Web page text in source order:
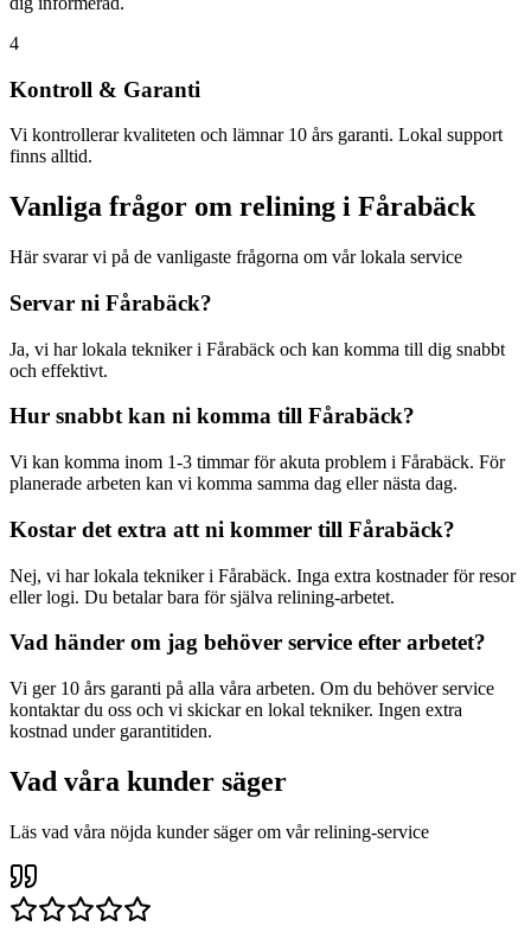
4
Kontroll & Garanti
Vi kontrollerar kvaliteten och lämnar 10 års garanti. Lokal support
finns alltid.
Vanliga frågor om relining i Fårabäck
Här svarar vi på de vanligaste frågorna om vår lokala service
Servar ni Fårabäck?
Ja, vi har lokala tekniker i Fårabäck och kan komma till dig snabbt
och effektivt.
Hur snabbt kan ni komma till Fårabäck?
Vi kan komma inom 1-3 timmar för akuta problem i Fårabäck. För
planerade arbeten kan vi komma samma dag eller nästa dag.
Kostar det extra att ni kommer till Fårabäck?
Nej, vi har lokala tekniker i Fårabäck. Inga extra kostnader för resor
eller logi. Du betalar bara för själva relining-arbetet.
Vad händer om jag behöver service efter arbetet?
Vi ger 10 års garanti på alla våra arbeten. Om du behöver service
kontaktar du oss och vi skickar en lokal tekniker. Ingen extra
kostnad under garantitiden.
Vad våra kunder säger
Läs vad våra nöjda kunder säger om vår relining-service